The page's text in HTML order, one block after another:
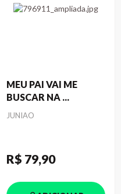
MEU PAI VAI ME
BUSCAR NA ...
Autor
JUNIAO
R$ 79,90